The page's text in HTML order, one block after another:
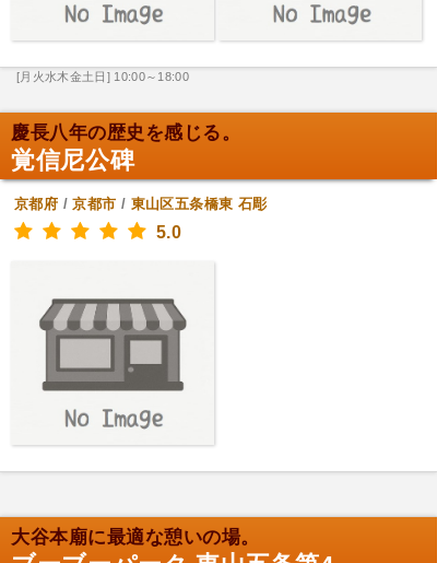
[月火水木金土日] 10:00～18:00
慶長八年の歴史を感じる。
覚信尼公碑
京都府 /京都市 / 東山区五条橋東 石彫
5.0
大谷本廟に最適な憩いの場。